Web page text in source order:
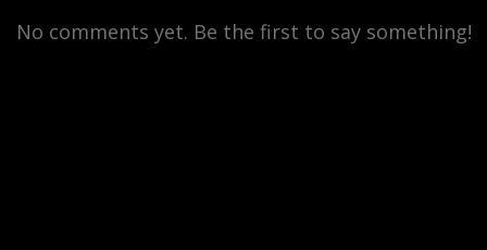
No comments yet. Be the first to say something!